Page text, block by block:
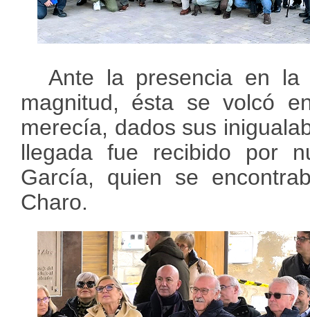
Ante la presencia en
magnitud, ésta se volcó
merecía, dados sus
llegada fue recibido por
García, quien se
Charo.